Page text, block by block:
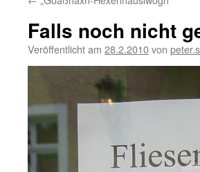
Falls noch nicht
Veröffentlicht am 28.2.2010von